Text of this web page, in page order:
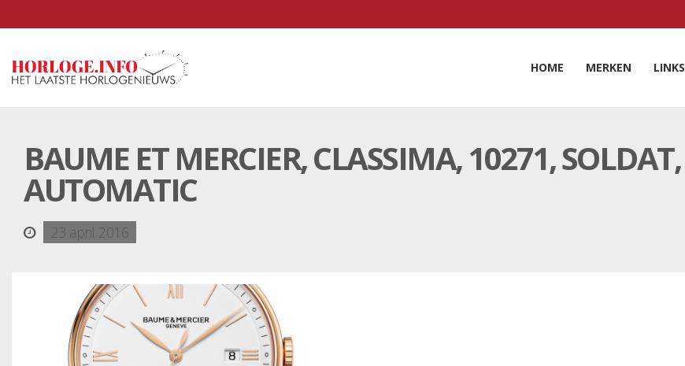
HOME MERKEN LINKS
BAUME ET MERCIER, CLASSIMA, 10271, SOLDAT,
AUTOMATIC
23 april 2016